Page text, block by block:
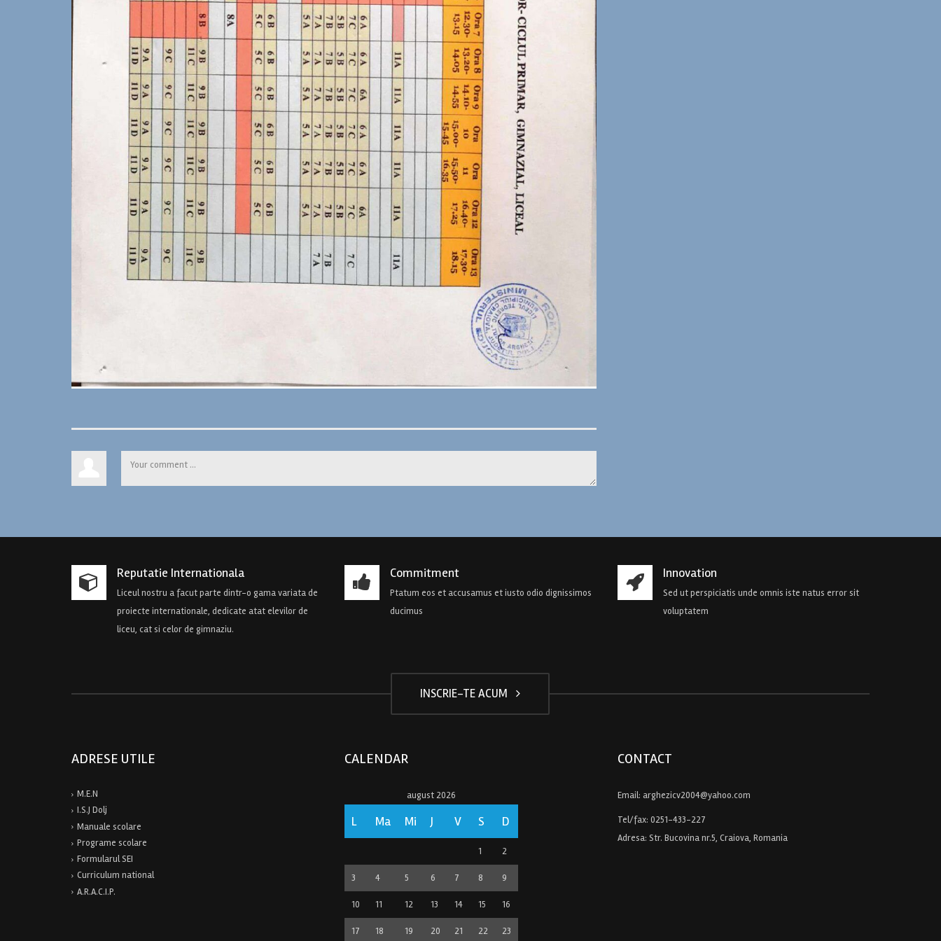
Reputatie Internationala
Liceul nostru a facut parte dintr-o gama variata de
proiecte internationale, dedicate atat elevilor de
liceu, cat si celor de gimnaziu.
Commitment
Ptatum eos et accusamus et iusto odio dignissimos
ducimus
Innovation
Sed ut perspiciatis unde omnis iste natus error sit
voluptatem
INSCRIE-TE ACUM
ADRESE UTILE
M.E.N
I.S.J Dolj
Manuale scolare
Programe scolare
Formularul SEI
Curriculum national
A.R.A.C.I.P.
CALENDAR
august 2026
L Ma Mi J V S D
1 2
3 4 5 6 7 8 9
10 11 12 13 14 15 16
17 18 19 20 21 22 23
CONTACT
Email: arghezicv2004@yahoo.com
Tel/fax: 0251-433-227
Adresa: Str. Bucovina nr.5, Craiova, Romania